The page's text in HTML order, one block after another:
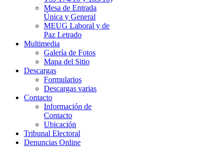
Mesa de Entrada
Única y General
MEUG Laboral y de
Paz Letrado
Multimedia
Galería de Fotos
Mapa del Sitio
Descargas
Formularios
Descargas varias
Contacto
Información de
Contacto
Ubicación
Tribunal Electoral
Denuncias Online